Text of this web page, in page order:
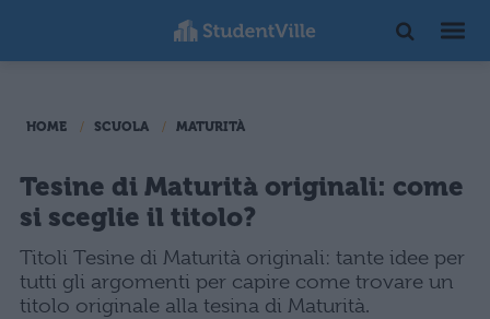
HOME SCUOLA MATURITÀ
Tesine di Maturità originali: come
si sceglie il titolo?
Titoli Tesine di Maturità originali: tante idee per
tutti gli argomenti per capire come trovare un
titolo originale alla tesina di Maturità.